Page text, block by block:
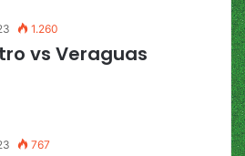
1.260
vs Veraguas
767